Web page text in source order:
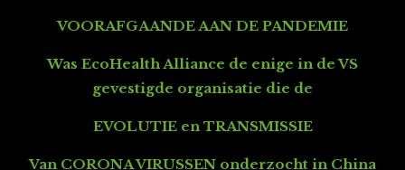
VOORAFGAANDE AAN DE PANDEMIE
Was EcoHealth Alliance de enige in de VS
gevestigde organisatie die de
EVOLUTIE en TRANSMISSIE
Van CORONA VIRUSSEN onderzocht in China